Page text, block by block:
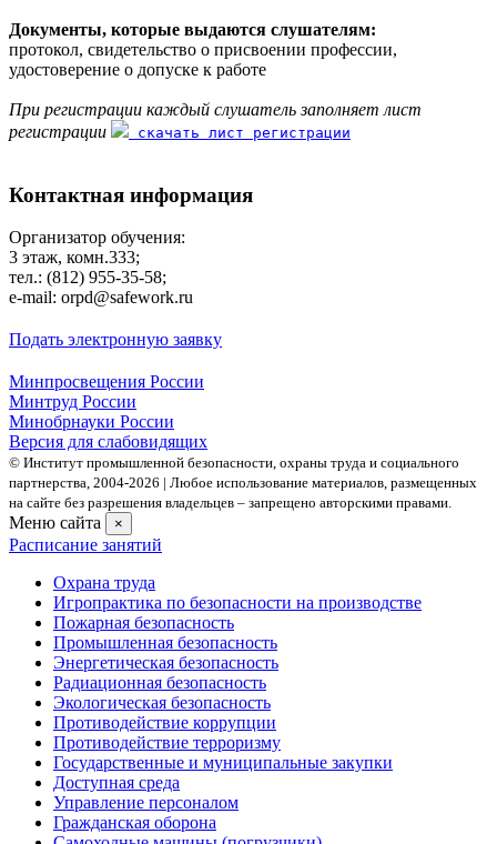
Документы, которые выдаются слушателям:
протокол, свидетельство о присвоении профессии,
удостоверение о допуске к работе
При регистрации каждый слушатель заполняет лист
регистрации
скачать лист регистрации
Контактная информация
Организатор обучения:
3 этаж, комн.333;
тел.: (812) 955-35-58;
e-mail: orpd@safework.ru
Подать электронную заявку
Минпросвещения России
Минтруд России
Минобрнауки России
Версия для слабовидящих
© Институт промышленной безопасности, охраны труда и социального
партнерства, 2004- 2026 | Любое использование материалов, размещенных
на сайте без разрешения владельцев – запрещено авторскими правами.
Меню сайта ×
Расписание занятий
Охрана труда
Игропрактика по безопасности на производстве
Пожарная безопасность
Промышленная безопасность
Энергетическая безопасность
Радиационная безопасность
Экологическая безопасность
Противодействие коррупции
Противодействие терроризму
Государственные и муниципальные закупки
Доступная среда
Управление персоналом
Гражданская оборона